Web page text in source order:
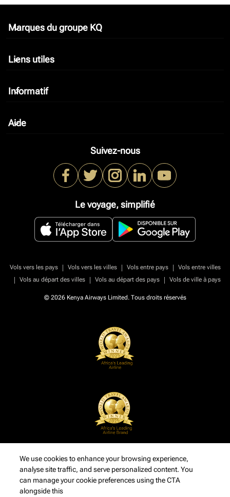
Marques du groupe KQ
keyboard_arrow_down
Liens utiles
keyboard_arrow_down
Informatif
keyboard_arrow_down
Aide
keyboard_arrow_down
Suivez-nous
Le voyage, simplifié
Vols vers les pays | Vols vers les villes | Vols entre pays |
Vols entre villes
|
Vols au départ des villes | Vols au départ des pays | Vols de ville à pays
© 2026 Kenya Airways Limited. Tous droits réservés
We use cookies to enhance your browsing experience,
analyse site traffic, and serve personalized content. You
can manage your cookie preferences using the CTA
alongside this